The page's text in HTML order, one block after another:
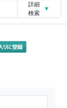
詳細
検索
▼